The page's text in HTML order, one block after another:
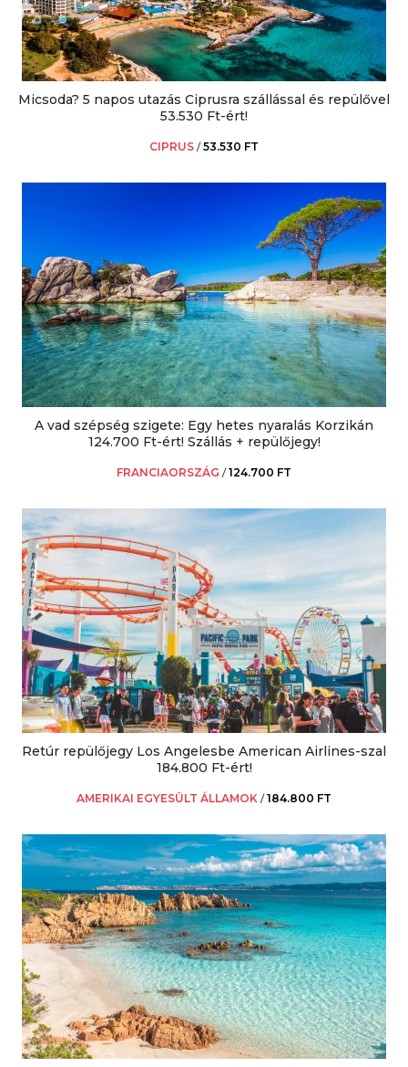
Micsoda? 5 napos utazás Ciprusra szállással és repülővel
53.530 Ft-ért!
CIPRUS /53.530 FT
A vad szépség szigete: Egy hetes nyaralás Korzikán
124.700 Ft-ért! Szállás + repülőjegy!
FRANCIAORSZÁG /124.700 FT
Retúr repülőjegy Los Angelesbe American Airlines-szal
184.800 Ft-ért!
AMERIKAI EGYESÜLT ÁLLAMOK /184.800 FT